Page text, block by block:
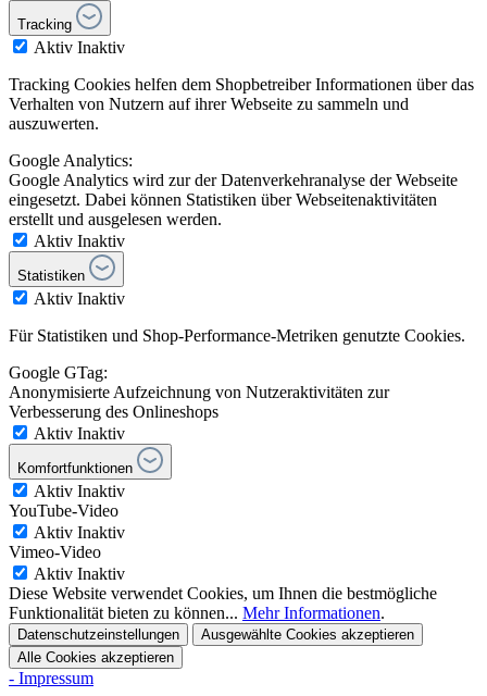
Tracking
Aktiv Inaktiv
Tracking Cookies helfen dem Shopbetreiber Informationen über das
Verhalten von Nutzern auf ihrer Webseite zu sammeln und
auszuwerten.
Google Analytics:
Google Analytics wird zur der Datenverkehranalyse der Webseite
eingesetzt. Dabei können Statistiken über Webseitenaktivitäten
erstellt und ausgelesen werden.
Aktiv Inaktiv
Statistiken
Aktiv Inaktiv
Für Statistiken und Shop-Performance-Metriken genutzte Cookies.
Google GTag:
Anonymisierte Aufzeichnung von Nutzeraktivitäten zur
Verbesserung des Onlineshops
Aktiv Inaktiv
Komfortfunktionen
Aktiv Inaktiv
YouTube-Video
Aktiv Inaktiv
Vimeo-Video
Aktiv Inaktiv
Diese Website verwendet Cookies, um Ihnen die bestmögliche
Funktionalität bieten zu können... Mehr Informationen.
Datenschutzeinstellungen
Ausgewählte Cookies akzeptieren
Alle Cookies akzeptieren
- Impressum